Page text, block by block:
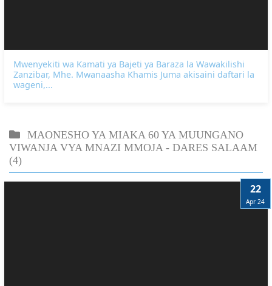
Mwenyekiti wa Kamati ya Bajeti ya Baraza la Wawakilishi
Zanzibar, Mhe. Mwanaasha Khamis Juma akisaini daftari la
wageni,...
MAONESHO YA MIAKA 60 YA MUUNGANO
VIWANJA VYA MNAZI MMOJA - DARES SALAAM
(4)
22
Apr 24